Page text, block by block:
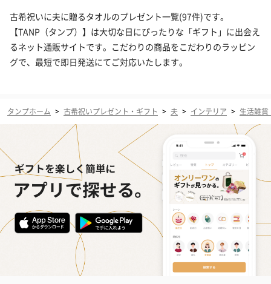
古希祝いに夫に贈るタオルのプレゼント一覧(97件)です。
【TANP（タンプ）】は大切な日にぴったりな「ギフト」に出会え
るネット通販サイトです。こだわりの商品をこだわりのラッピン
グで、最短で即日発送にてご対応いたします。
タンプホーム > 古希祝いプレゼント・ギフト > 夫 > インテリア > 生活雑